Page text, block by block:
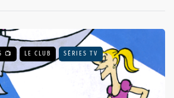
📺 LE CLUB SÉRIES TV